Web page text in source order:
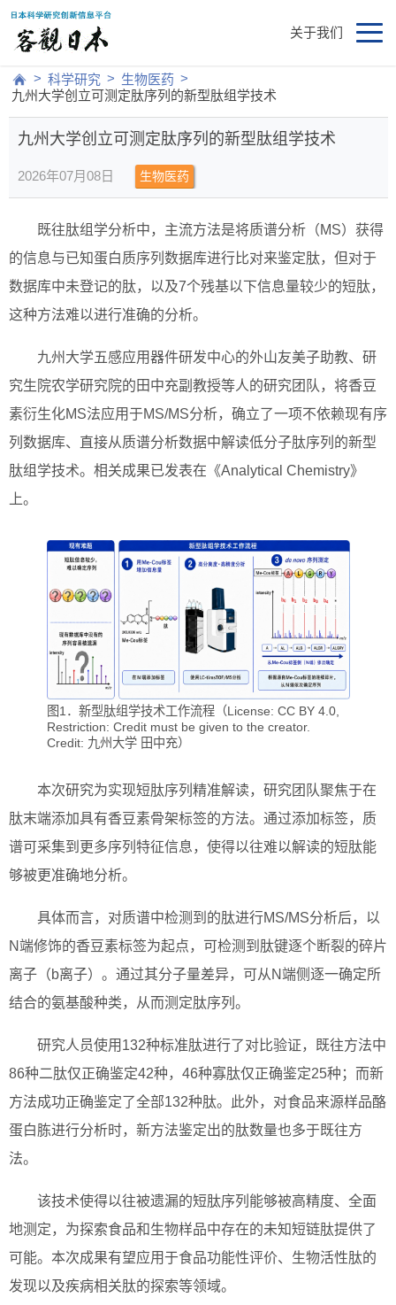
关于我们
> 科学研究 > 生物医药 >
九州大学创立可测定肽序列的新型肽组学技术
九州大学创立可测定肽序列的新型肽组学技术
2026年07月08日 生物医药
既往肽组学分析中，主流方法是将质谱分析（MS）获得
的信息与已知蛋白质序列数据库进行比对来鉴定肽，但对于
数据库中未登记的肽，以及7个残基以下信息量较少的短肽，
这种方法难以进行准确的分析。
九州大学五感应用器件研发中心的外山友美子助教、研
究生院农学研究院的田中充副教授等人的研究团队，将香豆
素衍生化MS法应用于MS/MS分析，确立了一项不依赖现有序
列数据库、直接从质谱分析数据中解读低分子肽序列的新型
肽组学技术。相关成果已发表在《Analytical Chemistry》
上。
图1．新型肽组学技术工作流程（License: CC BY 4.0,
Restriction: Credit must be given to the creator.
Credit: 九州大学 田中充）
本次研究为实现短肽序列精准解读，研究团队聚焦于在
肽末端添加具有香豆素骨架标签的方法。通过添加标签，质
谱可采集到更多序列特征信息，使得以往难以解读的短肽能
够被更准确地分析。
具体而言，对质谱中检测到的肽进行MS/MS分析后，以
N端修饰的香豆素标签为起点，可检测到肽键逐个断裂的碎片
离子（b离子）。通过其分子量差异，可从N端侧逐一确定所
结合的氨基酸种类，从而测定肽序列。
研究人员使用132种标准肽进行了对比验证，既往方法中
86种二肽仅正确鉴定42种，46种寡肽仅正确鉴定25种；而新
方法成功正确鉴定了全部132种肽。此外，对食品来源样品酪
蛋白胨进行分析时，新方法鉴定出的肽数量也多于既往方
法。
该技术使得以往被遗漏的短肽序列能够被高精度、全面
地测定，为探索食品和生物样品中存在的未知短链肽提供了
可能。本次成果有望应用于食品功能性评价、生物活性肽的
发现以及疾病相关肽的探索等领域。